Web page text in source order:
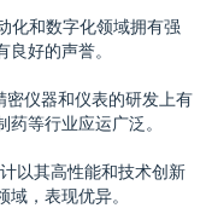
化和数字化领域拥有强
好的声誉。
仪器和仪表的研发上有
等行业应运广泛。
以其高性能和技术创新
，表现优异。